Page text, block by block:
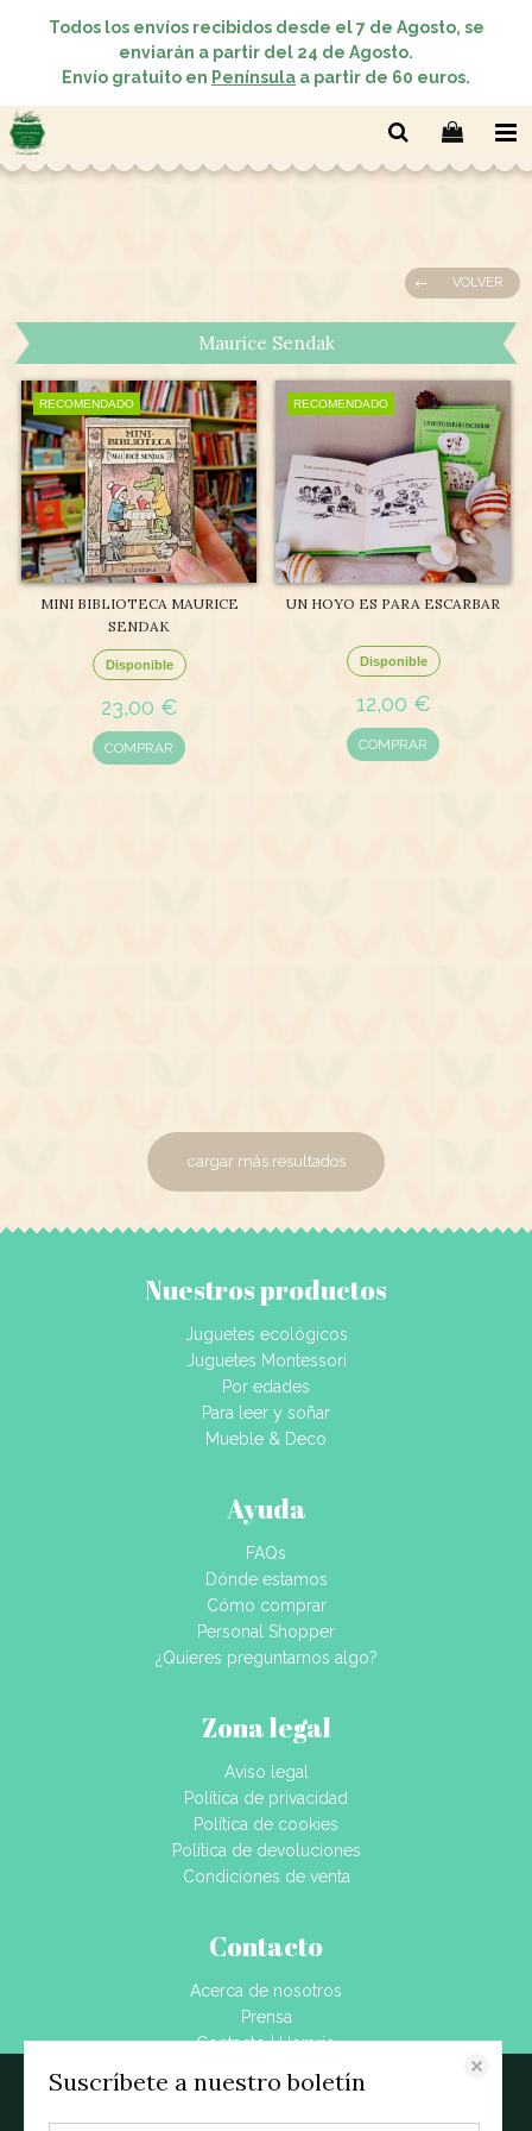
Todos los envíos recibidos desde el 7 de Agosto, se
enviarán a partir del 24 de Agosto.
Envío gratuito en Península a partir de 60 euros.
VOLVER
Maurice Sendak
RECOMENDADO
MINI BIBLIOTECA MAURICE
SENDAK
Disponible
23,00 €
COMPRAR
RECOMENDADO
UN HOYO ES PARA ESCARBAR
Disponible
12,00 €
COMPRAR
cargar más resultados
Nuestros productos
Juguetes ecológicos
Juguetes Montessori
Por edades
Para leer y soñar
Mueble & Deco
Ayuda
FAQs
Dónde estamos
Cómo comprar
Personal Shopper
¿Quieres preguntarnos algo?
Zona legal
Aviso legal
Política de privacidad
Política de cookies
Política de devoluciones
Condiciones de venta
Contacto
Acerca de nosotros
Prensa
Contacto | Horario
Blog
Este sitio web almacena datos como cookies para habilitar la funcionalidad
Suscríbete a nuestro boletín